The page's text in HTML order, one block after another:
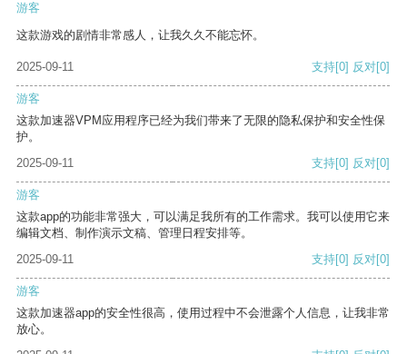
游客
这款游戏的剧情非常感人，让我久久不能忘怀。
2025-09-11 支持[0] 反对[0]
游客
这款加速器VPM应用程序已经为我们带来了无限的隐私保护和安全性保
护。
2025-09-11
支持[0] 反对[0]
游客
这款app的功能非常强大，可以满足我所有的工作需求。我可以使用它来
编辑文档、制作演示文稿、管理日程安排等。
2025-09-11
支持[0] 反对[0]
游客
这款加速器app的安全性很高，使用过程中不会泄露个人信息，让我非常
放心。